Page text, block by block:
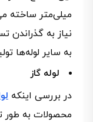
میلی‌متر ساخته
نیاز به
به سایر لوله‌ها
لوله گاز
در بررسی اینکه
محصولات به طور